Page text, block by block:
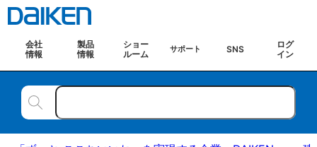
会社
情報
製品
情報
ショー
ルーム
サポート SNS
ログ
イン